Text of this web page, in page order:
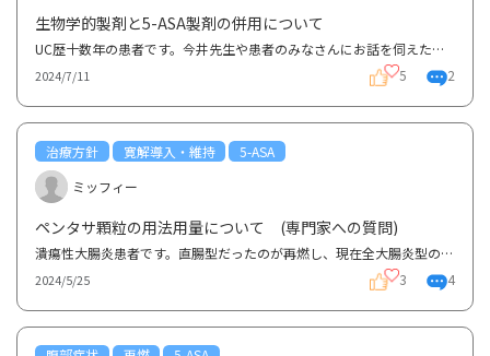
生物学的製剤と5-ASA製剤の併用について
UC歴十数年の患者です。今井先生や患者のみなさんにお話を伺えたらと思い投稿しました。よろしくお願い...
2024/7/11 5 2
治療方針 寛解導入・維持
5-ASA
ミッフィー
ペンタサ顆粒の用法用量について (専門家への質問)
潰瘍性大腸炎患者です。直腸型だったのが再燃し、現在全大腸炎型の中等症の診断を受けています再燃して...
2024/5/25 3 4